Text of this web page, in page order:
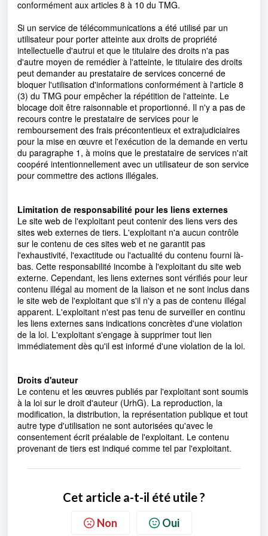
conformément aux articles 8 à 10 du TMG.
Si un service de télécommunications a été utilisé par un
utilisateur pour porter atteinte aux droits de propriété
intellectuelle d'autrui et que le titulaire des droits n'a pas
d'autre moyen de remédier à l'atteinte, le titulaire des droits
peut demander au prestataire de services concerné de
bloquer l'utilisation d'informations conformément à l'article 8
(3) du TMG pour empêcher la répétition de l'atteinte. Le
blocage doit être raisonnable et proportionné. Il n'y a pas de
recours contre le prestataire de services pour le
remboursement des frais précontentieux et extrajudiciaires
pour la mise en œuvre et l'exécution de la demande en vertu
du paragraphe 1, à moins que le prestataire de services n'ait
coopéré intentionnellement avec un utilisateur de son service
pour commettre des actions illégales.
Limitation de responsabilité pour les liens externes
Le site web de l'exploitant peut contenir des liens vers des
sites web externes de tiers. L'exploitant n'a aucun contrôle
sur le contenu de ces sites web et ne garantit pas
l'exhaustivité, l'exactitude ou l'actualité du contenu fourni là-
bas. Cette responsabilité incombe à l'exploitant du site web
externe. Cependant, les liens externes sont vérifiés pour leur
contenu illégal au moment de la liaison et ne sont inclus dans
le site web de l'exploitant que s'il n'y a pas de contenu illégal
apparent. L'exploitant n'est pas tenu de surveiller en continu
les liens externes sans indications concrètes d'une violation
de la loi. L'exploitant s'engage à supprimer tout lien
immédiatement dès qu'il est informé d'une violation de la loi.
Droits d'auteur
Le contenu et les œuvres publiés par l'exploitant sont soumis
à la loi sur le droit d'auteur (UrhG). La reproduction, la
modification, la distribution, la représentation publique et tout
autre type d'utilisation ne sont autorisées qu'avec le
consentement écrit préalable de l'exploitant. Le contenu
provenant de tiers est indiqué comme tel par l'exploitant.
Cet article a-t-il été utile ?
Non Oui